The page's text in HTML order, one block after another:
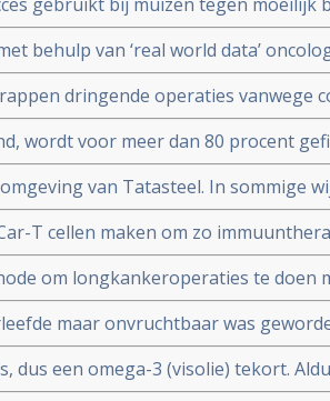
universiteit van Leuven
behulp van ‘real world data’
en studieresultaten toetsen aan
dringende operaties vanwege
en stamceltransplantaties.
wordt voor meer dan 80 procent
en zorgverzekeraars en roept
van Tatasteel. In sommige
voor in vergelijking met landelijke
T cellen maken om zo
geven aan kankerpatienten.
om longkankeroperaties te doen
Aldus chirurgen uit Erasmus
maar onvruchtbaar was
door ingevroren eitje met sperma
dus een omega-3 (visolie) tekort.